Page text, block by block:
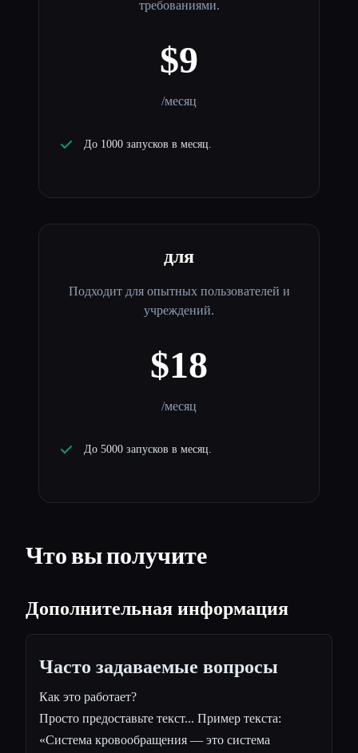
требованиями.
$9
/месяц
До 1000 запусков в месяц.
для
Подходит для опытных пользователей и
учреждений.
$18
/месяц
До 5000 запусков в месяц.
Что вы получите
Дополнительная информация
Часто задаваемые вопросы
Как это работает?
Просто предоставьте текст... Пример текста:
«Система кровообращения — это система